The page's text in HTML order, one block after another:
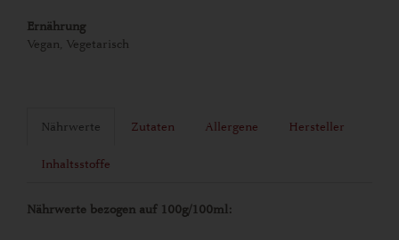
Ernährung
Vegan, Vegetarisch
Nährwerte Zutaten Allergene Hersteller
Inhaltsstoffe
Nährwerte bezogen auf 100g/100ml: